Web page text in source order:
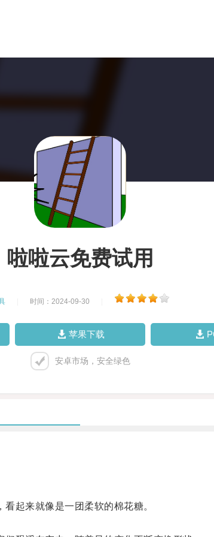
啦啦云免费试用
时间：2024-09-30
苹果下载
安卓市场，安全绿色
起来就像是一团柔软的棉花糖。